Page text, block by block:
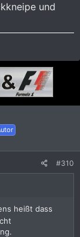
und
#310
heißt dass